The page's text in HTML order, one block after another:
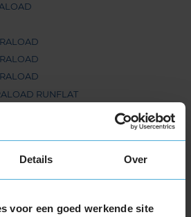
Details Over
voor een goed werkende site
RUNFLAT